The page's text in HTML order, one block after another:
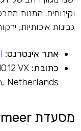
וקינוחים. המנות
גבינות איכותיות,
אתר אינטרנט:
כתובת: VX
Netherlands
מסעדת Restaurant Vermeer